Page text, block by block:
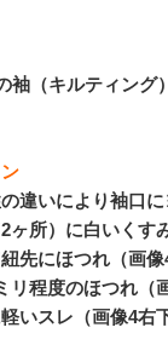
袖（キルティング
違いにより袖口
ヶ所）に白いくす
先にほつれ（画
リ程度のほつれ（
いスレ（画像4右